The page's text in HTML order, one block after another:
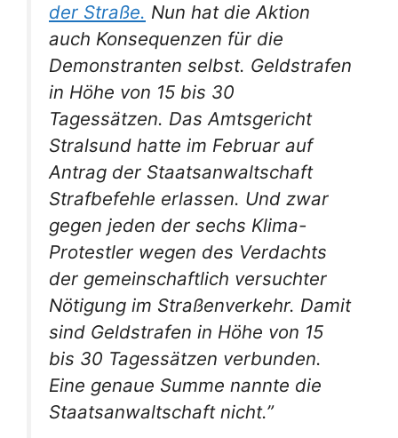
der Straße. Nun hat die Aktion
auch Konsequenzen für die
Demonstranten selbst. Geldstrafen
in Höhe von 15 bis 30
Tagessätzen. Das Amtsgericht
Stralsund hatte im Februar auf
Antrag der Staatsanwaltschaft
Strafbefehle erlassen. Und zwar
gegen jeden der sechs Klima-
Protestler wegen des Verdachts
der gemeinschaftlich versuchter
Nötigung im Straßenverkehr. Damit
sind Geldstrafen in Höhe von 15
bis 30 Tagessätzen verbunden.
Eine genaue Summe nannte die
Staatsanwaltschaft nicht.”